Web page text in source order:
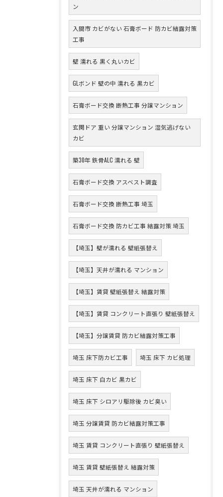
ン
入間市 カビがない 石膏ボード 防カビ結露対策
工事
壁 濡れる 黒く丸いカビ
GLボンド 壁の中 濡れる 黒カビ
石膏ボード交換 断熱工事 分譲マンション
玄関ドア 重い 分譲マンション 湿気逃げない
カビ
築30年 鉄骨ALC 濡れる 壁
石膏ボード交換 アスベスト調査
石膏ボード交換 断熱工事 埼玉
石膏ボード交換 防カビ工事 結露対策 埼玉
【埼玉】壁が濡れる 壁紙張替え
【埼玉】天井が濡れる マンション
【埼玉】賃貸 壁紙張替え 結露対策
【埼玉】賃貸 コンクリート直張り 壁紙張替え
【埼玉】分譲賃貸 防カビ結露対策工事
埼玉 床下防カビ工事 埼玉 床下 カビ処理
埼玉 床下 白カビ 黒カビ
埼玉 床下 シロアリ駆除後 カビ臭い
埼玉 分譲賃貸 防カビ結露対策工事
埼玉 賃貸 コンクリート直張り 壁紙張替え
埼玉 賃貸 壁紙張替え 結露対策
埼玉 天井が濡れる マンション